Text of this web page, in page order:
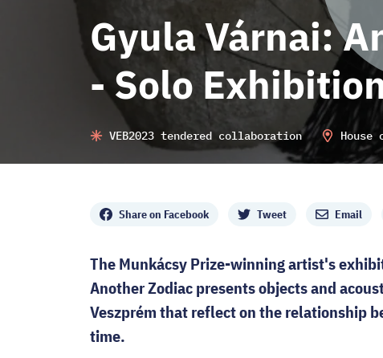
Gyula Várnai:
- Solo
VEB2023 tendered collaboration
Share on Facebook Tweet Email
The Munkácsy Prize-winning artist's
Another Zodiac presents objects and
Veszprém that reflect on the relationship
time.